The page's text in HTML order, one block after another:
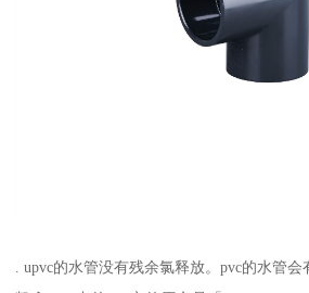
. upvc的水管没有残余氯释放。pvc的水管会